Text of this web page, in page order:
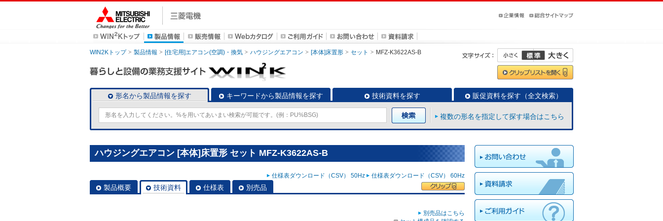
WIN2Kトップ 製品情報 [住宅用]エアコン(空調)・換気 ハウジングエアコン [本体]床置形 セット MFZ-K3622AS-B
形名から製品情報を探す キーワードから製品情報を探す 技術資料を探す 販促資料を探す（全文検索）
複数の形名を指定して探す場合はこちら
ハウジングエアコン [本体]床置形 セット MFZ-K3622AS-B
仕様表ダウンロード（CSV） 50Hz 仕様表ダウンロード（CSV） 60Hz
製品概要 技術資料 仕様表 別売品
別売品はこちら